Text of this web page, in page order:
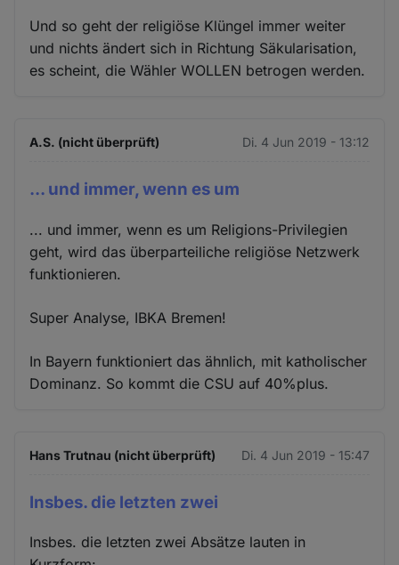
Und so geht der religiöse Klüngel immer weiter
und nichts ändert sich in Richtung Säkularisation,
es scheint, die Wähler WOLLEN betrogen werden.
A.S. (nicht überprüft) Di. 4 Jun 2019 - 13:12
... und immer, wenn es um
... und immer, wenn es um Religions-Privilegien
geht, wird das überparteiliche religiöse Netzwerk
funktionieren.
Super Analyse, IBKA Bremen!
In Bayern funktioniert das ähnlich, mit katholischer
Dominanz. So kommt die CSU auf 40%plus.
Hans Trutnau (nicht überprüft) Di. 4 Jun 2019 - 15:47
Insbes. die letzten zwei
Insbes. die letzten zwei Absätze lauten in